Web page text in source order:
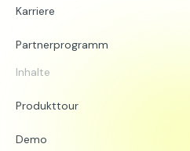
Inhalte
Produkttour
Demo
Karriere
Partnerprogramm